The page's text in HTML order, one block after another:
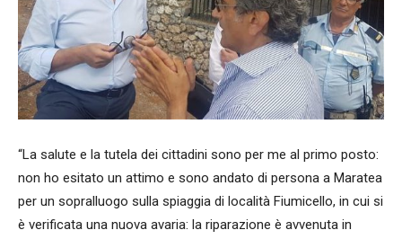
“La salute e la tutela dei cittadini sono per me al primo posto:
non ho esitato un attimo e sono andato di persona a Maratea
per un sopralluogo sulla spiaggia di località Fiumicello, in cui si
è verificata una nuova avaria: la riparazione è avvenuta in